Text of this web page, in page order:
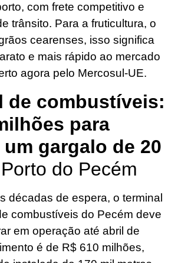
com frete competitivo e
trânsito. Para a fruticultura, o
cearenses, isso significa
e mais rápido ao mercado
agora pelo Mercosul-UE.
de combustíveis:
para
gargalo de 20
do Pecém
décadas de espera, o terminal
combustíveis do Pecém deve
em operação até abril de
é de R$ 610 milhões,